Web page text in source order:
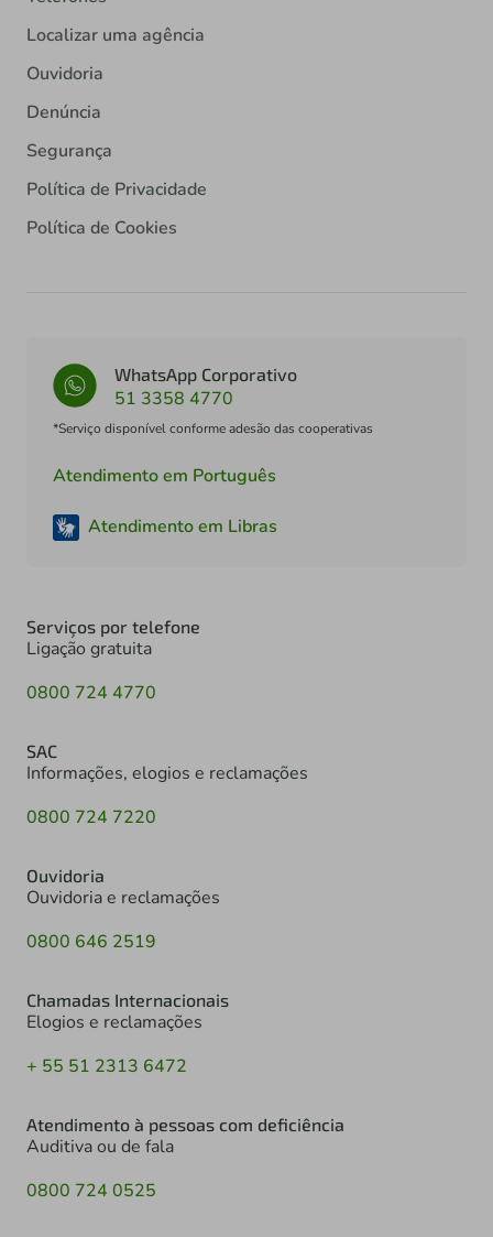
Localizar uma agência
Ouvidoria
Denúncia
Segurança
Política de Privacidade
Política de Cookies
WhatsApp Corporativo
51 3358 4770
*Serviço disponível conforme adesão das cooperativas
Atendimento em Português
Atendimento em Libras
Serviços por telefone
Ligação gratuita
0800 724 4770
SAC
Informações, elogios e reclamações
0800 724 7220
Ouvidoria
Ouvidoria e reclamações
0800 646 2519
Chamadas Internacionais
Elogios e reclamações
+ 55 51 2313 6472
Atendimento à pessoas com deficiência
Auditiva ou de fala
0800 724 0525